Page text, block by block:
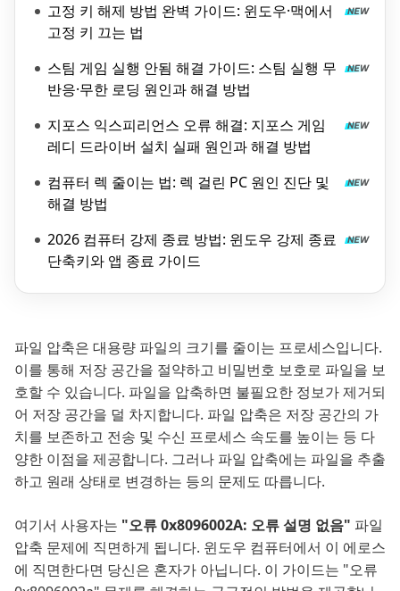
고정 키 해제 방법 완벽 가이드: 윈도우·맥에서
고정 키 끄는 법
스팀 게임 실행 안됨 해결 가이드: 스팀 실행 무
반응·무한 로딩 원인과 해결 방법
지포스 익스피리언스 오류 해결: 지포스 게임
레디 드라이버 설치 실패 원인과 해결 방법
컴퓨터 렉 줄이는 법: 렉 걸린 PC 원인 진단 및
해결 방법
2026 컴퓨터 강제 종료 방법: 윈도우 강제 종료
단축키와 앱 종료 가이드
파일 압축은 대용량 파일의 크기를 줄이는 프로세스입니다.
이를 통해 저장 공간을 절약하고 비밀번호 보호로 파일을 보
호할 수 있습니다. 파일을 압축하면 불필요한 정보가 제거되
어 저장 공간을 덜 차지합니다. 파일 압축은 저장 공간의 가
치를 보존하고 전송 및 수신 프로세스 속도를 높이는 등 다
양한 이점을 제공합니다. 그러나 파일 압축에는 파일을 추출
하고 원래 상태로 변경하는 등의 문제도 따릅니다.
여기서 사용자는 "오류 0x8096002A: 오류 설명 없음" 파일
압축 문제에 직면하게 됩니다. 윈도우 컴퓨터에서 이 에로스
에 직면한다면 당신은 혼자가 아닙니다. 이 가이드는 "오류